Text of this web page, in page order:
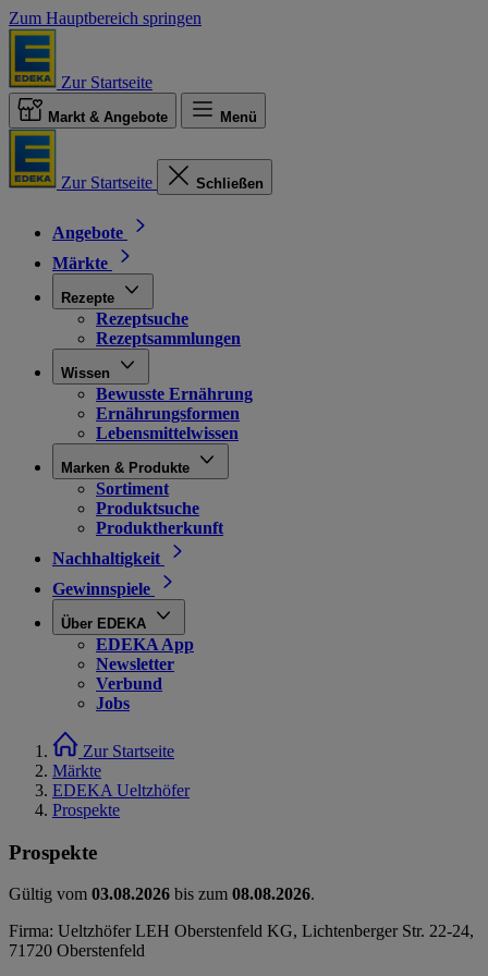
Zum Hauptbereich springen
Zur Startseite
Markt & Angebote Menü
Zur Startseite Schließen
Angebote
Märkte
Rezepte
Rezeptsuche
Rezeptsammlungen
Wissen
Bewusste Ernährung
Ernährungsformen
Lebensmittelwissen
Marken & Produkte
Sortiment
Produktsuche
Produktherkunft
Nachhaltigkeit
Gewinnspiele
Über EDEKA
EDEKA App
Newsletter
Verbund
Jobs
Zur Startseite
Märkte
EDEKA Ueltzhöfer
Prospekte
Prospekte
Gültig vom 03.08.2026 bis zum 08.08.2026.
Firma: Ueltzhöfer LEH Oberstenfeld KG, Lichtenberger Str. 22-24,
71720 Oberstenfeld